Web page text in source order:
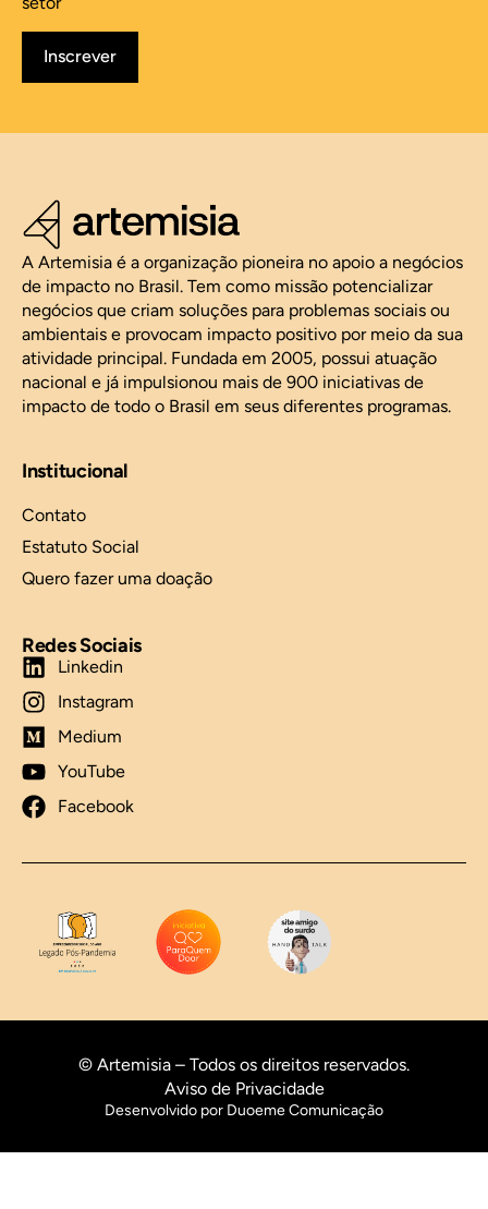
Inscrever
A Artemisia é a organização pioneira no apoio a negócios
de impacto no Brasil. Tem como missão potencializar
negócios que criam soluções para problemas sociais ou
ambientais e provocam impacto positivo por meio da sua
atividade principal. Fundada em 2005, possui atuação
nacional e já impulsionou mais de 900 iniciativas de
impacto de todo o Brasil em seus diferentes programas.
Institucional
Contato
Estatuto Social
Quero fazer uma doação
Redes Sociais
Linkedin
Instagram
Medium
YouTube
Facebook
© Artemisia – Todos os direitos reservados.
Aviso de Privacidade
Desenvolvido por Duoeme Comunicação